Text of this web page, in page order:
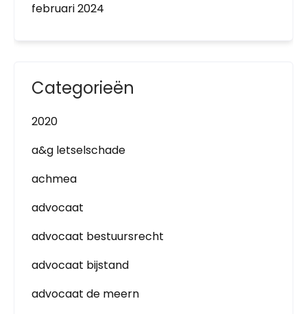
februari 2024
Categorieën
2020
a&g letselschade
achmea
advocaat
advocaat bestuursrecht
advocaat bijstand
advocaat de meern